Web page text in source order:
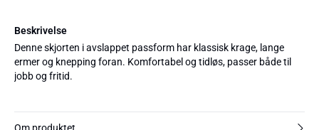
Beskrivelse
Denne skjorten i avslappet passform har klassisk krage, lange
ermer og knepping foran. Komfortabel og tidløs, passer både til
jobb og fritid.